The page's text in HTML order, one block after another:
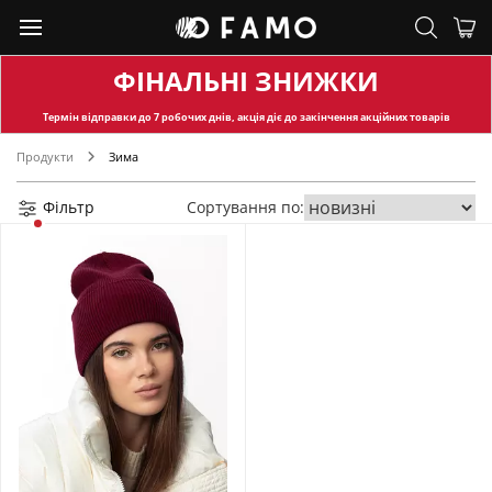
ФІНАЛЬНІ ЗНИЖКИ
Термін відправкидо 7 робочих днів, акція діє до закінчення акційних товарів
Продукти Зима
Фільтр Сортування по: